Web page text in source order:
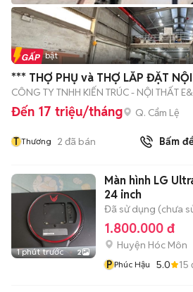
Tin nổi bật
*** THỢ PHỤ và THỢ LẮP
CÔNG TY TNHH KIẾN TRÚC - NỘI THẤT
Đến 17 triệu/tháng Q. Cẩm Lệ
T Thương 2 đã bán Bấm
1 phút trước 2
Màn hình LG
24 inch
Đã sử dụng (chưa
1.800.000 đ
Huyện Hóc Môn
P Phúc Hậu 5.0 15